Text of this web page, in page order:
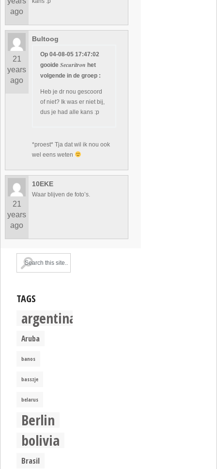
ago
21
years
ago
Bultoog
Op 04-08-05 17:47:02
gooideSecuritron het
volgende in de groep :
Heb je dr nou gescoord
of niet? Ik was er niet bij,
dus je had alle kans :p
*proest* Tja dat wil ik nou ook
wel eens weten
21
years
ago
10EKE
Waar blijven de foto’s.
TAGS
argentina
Aruba
banos
basszje
belarus
Berlin
bolivia
Brasil